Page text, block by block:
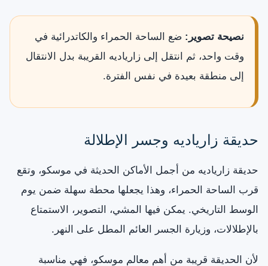
نصيحة تصوير: ضع الساحة الحمراء والكاتدرائية في
وقت واحد، ثم انتقل إلى زارياديه القريبة بدل الانتقال
إلى منطقة بعيدة في نفس الفترة.
حديقة زارياديه وجسر الإطلالة
حديقة زارياديه من أجمل الأماكن الحديثة في موسكو، وتقع
قرب الساحة الحمراء، وهذا يجعلها محطة سهلة ضمن يوم
الوسط التاريخي. يمكن فيها المشي، التصوير، الاستمتاع
بالإطلالات، وزيارة الجسر العائم المطل على النهر.
لأن الحديقة قريبة من أهم معالم موسكو، فهي مناسبة